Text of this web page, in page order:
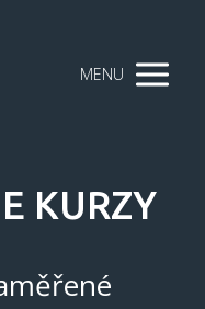
MENU
KURZY